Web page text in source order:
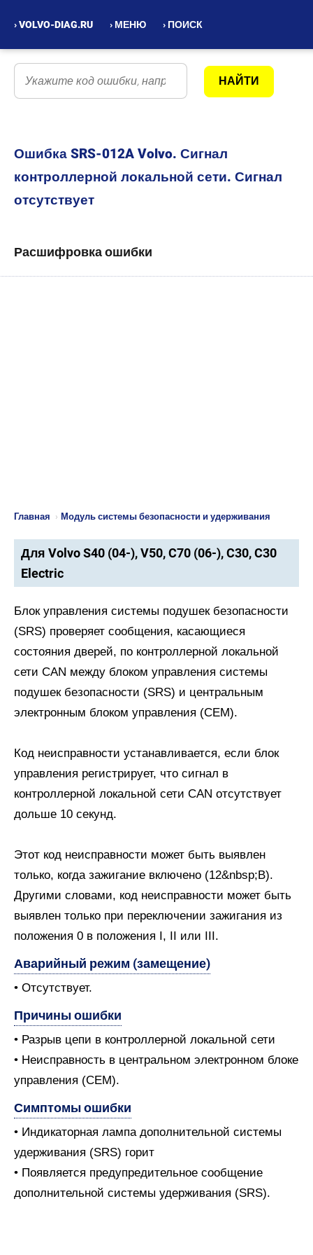
› VOLVO-DIAG.RU › МЕНЮ › ПОИСК
Ошибка SRS-012A Volvo. Сигнал
контроллерной локальной сети. Сигнал
отсутствует
Расшифровка ошибки
Главная › Модуль системы безопасности и удерживания
Для Volvo S40 (04-), V50, C70 (06-), C30, C30
Electric
Блок управления системы подушек безопасности
(SRS) проверяет сообщения, касающиеся
состояния дверей, по контроллерной локальной
сети CAN между блоком управления системы
подушек безопасности (SRS) и центральным
электронным блоком управления (CEM).
Код неисправности устанавливается, если блок
управления регистрирует, что сигнал в
контроллерной локальной сети CAN отсутствует
дольше 10 секунд.
Этот код неисправности может быть выявлен
только, когда зажигание включено (12&nbsp;В).
Другими словами, код неисправности может быть
выявлен только при переключении зажигания из
положения 0 в положения I, II или III.
Аварийный режим (замещение)
• Отсутствует.
Причины ошибки
• Разрыв цепи в контроллерной локальной сети
• Неисправность в центральном электронном блоке
управления (CEM).
Симптомы ошибки
• Индикаторная лампа дополнительной системы
удерживания (SRS) горит
• Появляется предупредительное сообщение
дополнительной системы удерживания (SRS).